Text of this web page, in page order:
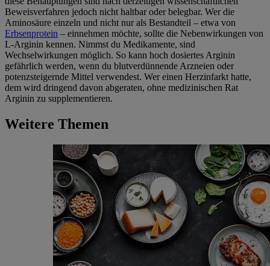
Beweisverfahren jedoch nicht haltbar oder belegbar. Wer die
Aminosäure einzeln und nicht nur als Bestandteil – etwa von
Erbsenprotein – einnehmen möchte, sollte die Nebenwirkungen von
L-Arginin kennen. Nimmst du Medikamente, sind
Wechselwirkungen möglich. So kann hoch dosiertes Arginin
gefährlich werden, wenn du blutverdünnende Arzneien oder
potenzsteigernde Mittel verwendest. Wer einen Herzinfarkt hatte,
dem wird dringend davon abgeraten, ohne medizinischen Rat
Arginin zu supplementieren.
Weitere Themen